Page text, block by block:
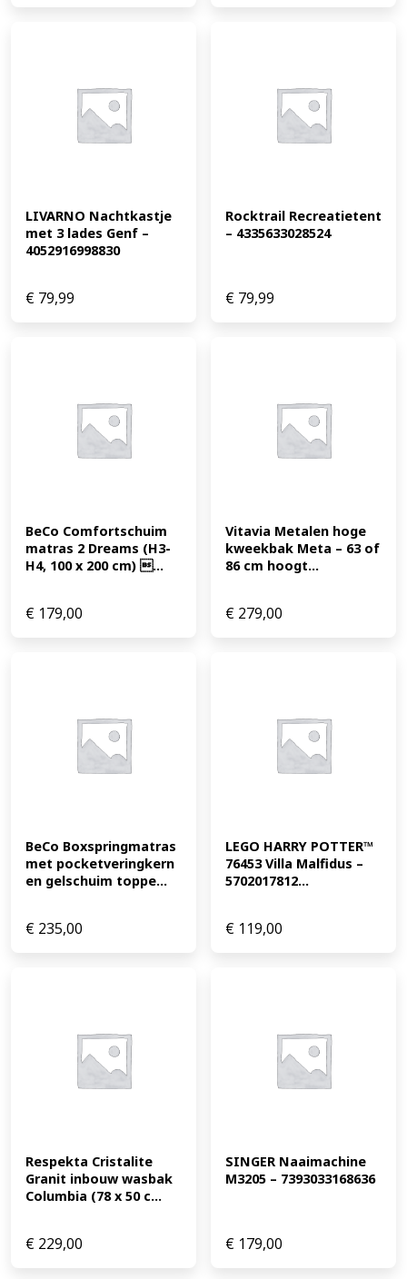
LIVARNO Nachtkastje
met 3 lades Genf –
4052916998830
€ 79,99
Rocktrail Recreatietent
– 4335633028524
€ 79,99
BeCo Comfortschuim
matras 2 Dreams (H3-
H4, 100 x 200 cm) ...
€ 179,00
Vitavia Metalen hoge
kweekbak Meta – 63 of
86 cm hoogt...
€ 279,00
BeCo Boxspringmatras
met pocketveringkern
en gelschuim toppe...
€ 235,00
LEGO HARRY POTTER™
76453 Villa Malfidus –
5702017812...
€ 119,00
Respekta Cristalite
Granit inbouw wasbak
Columbia (78 x 50 c...
€ 229,00
SINGER Naaimachine
M3205 – 7393033168636
€ 179,00